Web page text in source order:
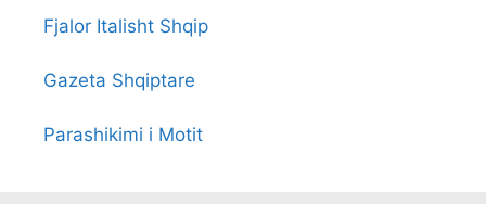
Fjalor Italisht Shqip
Gazeta Shqiptare
Parashikimi i Motit